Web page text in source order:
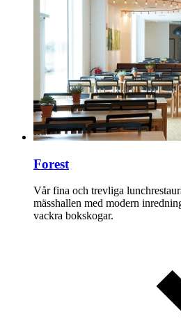
Forest
Vår fina och trevliga
mässhallen med modern
vackra bokskogar.